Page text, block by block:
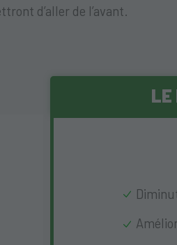
d’aller de l’avant.
LE